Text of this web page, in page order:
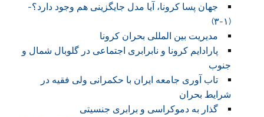
جهان پسا کرونا، آیا مدل جایگزینی هم وجود دارد؟-
(۱-۳)
مدیریت بین المللی بحران کرونا
پارادایم کرونا و نابرابری اجتماعی در گلوبال شمال و
جنوب
تاب آوری جامعه ایران با حکمرانی ولی فقیه در
شرایط بحران
گذار به دموکراسی و برابری جنسیتی